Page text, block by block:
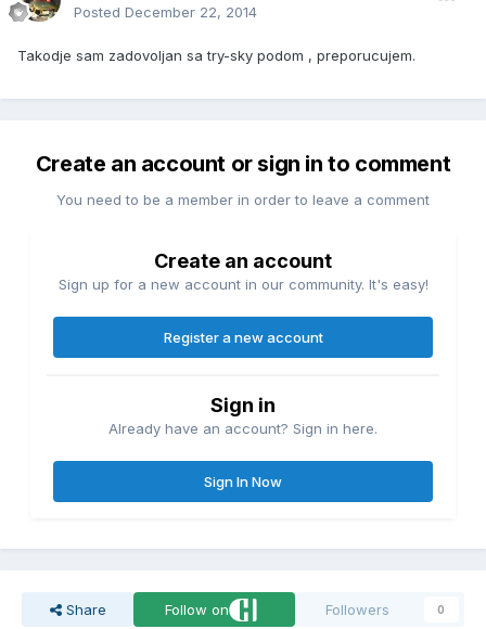
Posted December 22, 2014
Takodje sam zadovoljan sa try-sky podom , preporucujem.
Create an account or sign in to comment
You need to be a member in order to leave a comment
Create an account
Sign up for a new account in our community. It's easy!
Register a new account
Sign in
Already have an account? Sign in here.
Sign In Now
Share Follow on Followers 0